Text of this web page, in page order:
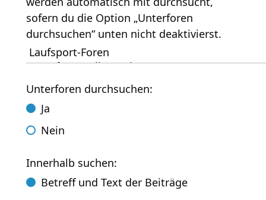
sofern du die Option „Unterforen
durchsuchen“ unten nicht deaktivierst.
Unterforen durchsuchen:
Ja
Nein
Innerhalb suchen:
Betreff und Text der Beiträge